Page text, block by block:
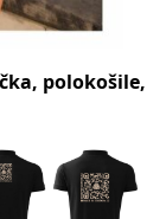
polokošile,